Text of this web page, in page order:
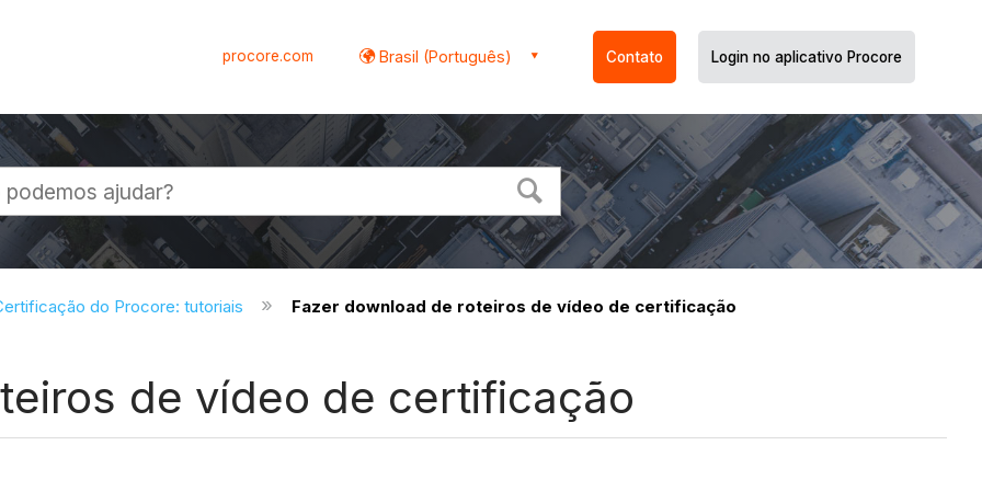
procore.com Brasil (Português) Contato Login no aplicativo Procore
do Procore: tutoriais Fazer download de roteiros de vídeo de certificação
de vídeo de certificação